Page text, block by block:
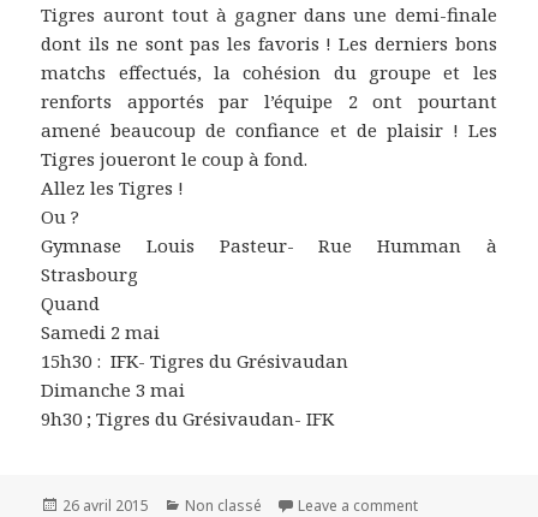
Tigres auront tout à gagner dans une demi-finale
dont ils ne sont pas les favoris ! Les derniers bons
matchs effectués, la cohésion du groupe et les
renforts apportés par l’équipe 2 ont pourtant
amené beaucoup de confiance et de plaisir ! Les
Tigres joueront le coup à fond.
Allez les Tigres !
Ou ?
Gymnase Louis Pasteur- Rue Humman à
Strasbourg
Quand
Samedi 2 mai
15h30 : IFK- Tigres du Grésivaudan
Dimanche 3 mai
9h30 ; Tigres du Grésivaudan- IFK
Publié
26 avril 2015 Catégories
Non classé Leave a comment